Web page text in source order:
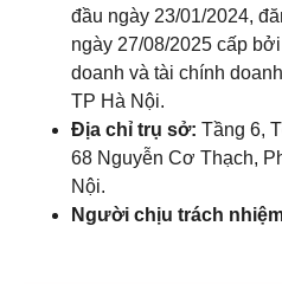
đầu ngày 23/01/2024,
ngày 27/08/2025 cấp
doanh và tài chính
TP Hà Nội.
Địa chỉ trụ sở: Tầng 6,
68 Nguyễn Cơ Thạch,
Nội.
Người chịu trách